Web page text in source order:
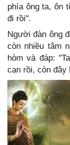
phía ông ta, ôn
đi rồi".
Người đàn ông
còn nhiều tâm
hòm và đáp:
cạn rồi, còn đây